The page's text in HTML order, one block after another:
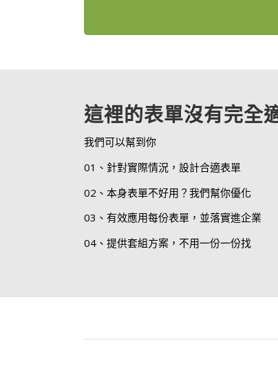
這裡的表單沒有完全
我們可以幫到你
01、針對實際情況，設計合適表單
02、本身表單不好用？我們幫你優化
03、有效應用每份表單，並落實進企業
04、提供套組方案，不用一份一份找